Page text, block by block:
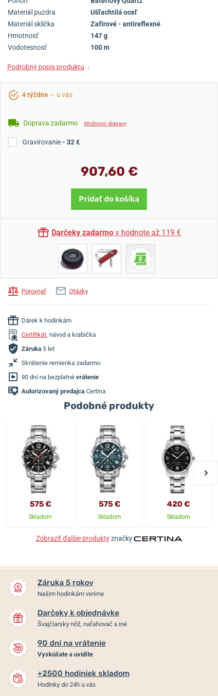
Materiál puzdra
Ušľachtilá oceľ
Materiál sklíčka
Zafírové - antireflexné
Hmotnosť
147 g
Vodotesnosť
100 m
Podrobný popis produktu ↓
4 týždne — u vás
Doprava zadarmo Možnosti dopravy
Gravírovanie- 32 €
907,60 €
Pridať do košíka
Darčeky zadarmov hodnote až 119 €
Porovnať Otázky
Dárek k hodinkám
Certifikát, návod a krabička
Záruka 5 let
Skrátenie remienka zadarmo
90 dní na bezplatné vrátenie
Autorizovaný predajca Certina
Podobné produkty
575 €
Skladom
575 €
Skladom
420 €
Skladom
Zobraziť ďalšie produktyznačky
Záruka 5 rokov
Našim hodinkám veríme
Darčeky k objednávke
Švajčiarsky nôž, naťahovač a iné
90 dní na vrátenie
Vyskúšate a uvidíte
+2500 hodiniek skladom
Hodinky do 24h u vás